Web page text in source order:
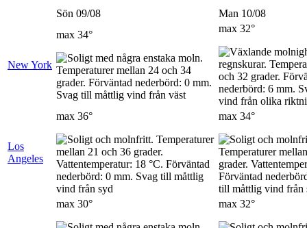
Sön 09/08 Man 10/08
New York
max 34°
max 32°
Los
Angeles
max 36° max 34°
max 30° max 32°